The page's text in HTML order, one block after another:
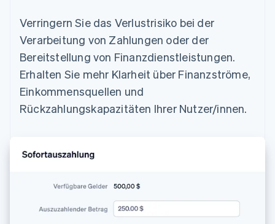
Verringern Sie das Verlustrisiko bei der
Verarbeitung von Zahlungen oder der
Bereitstellung von Finanzdienstleistungen.
Erhalten Sie mehr Klarheit über Finanzströme,
Einkommensquellen und
Rückzahlungskapazitäten Ihrer Nutzer/innen.